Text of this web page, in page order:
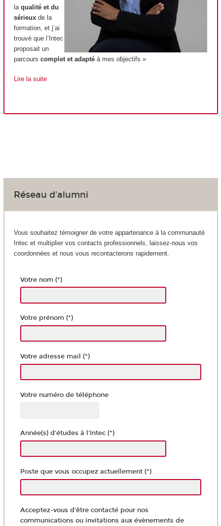
la qualité et du
sérieux de la
formation, et j’ai
trouvé que l’Intec
proposait un
parcours complet et adapté à mes objectifs »
Lire la suite
Réseau d'alumni
Vous souhaitez témoigner de votre appartenance à la communauté
Intec et multiplier vos contacts professionnels, laissez-nous vos
coordonnées et nous vous recontacterons rapidement.
Votre nom (*)
Votre prénom (*)
Votre adresse mail (*)
Votre numéro de téléphone
Année(s) d'études à l'Intec (*)
Poste que vous occupez actuellement (*)
Acceptez-vous d'être contacté pour nos
communications ou invitations aux évènements de